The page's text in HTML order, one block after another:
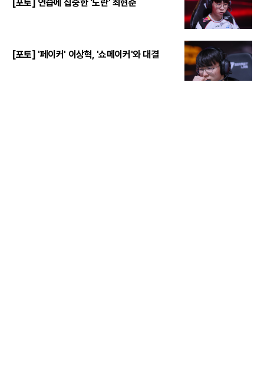
[포토] 연습에 집중한 '도란' 최현준
[포토] '페이커' 이상혁, '쇼메이커'와 대결